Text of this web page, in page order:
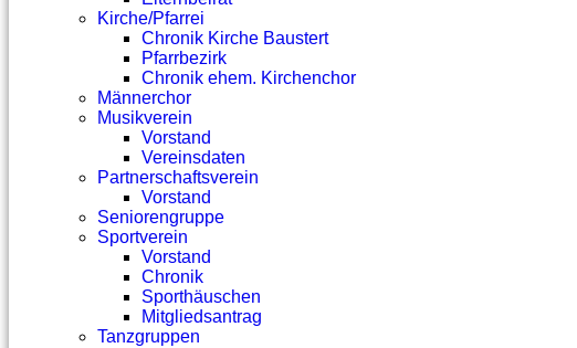
Kirche/Pfarrei
Chronik Kirche Baustert
Pfarrbezirk
Chronik ehem. Kirchenchor
Männerchor
Musikverein
Vorstand
Vereinsdaten
Partnerschaftsverein
Vorstand
Seniorengruppe
Sportverein
Vorstand
Chronik
Sporthäuschen
Mitgliedsantrag
Tanzgruppen